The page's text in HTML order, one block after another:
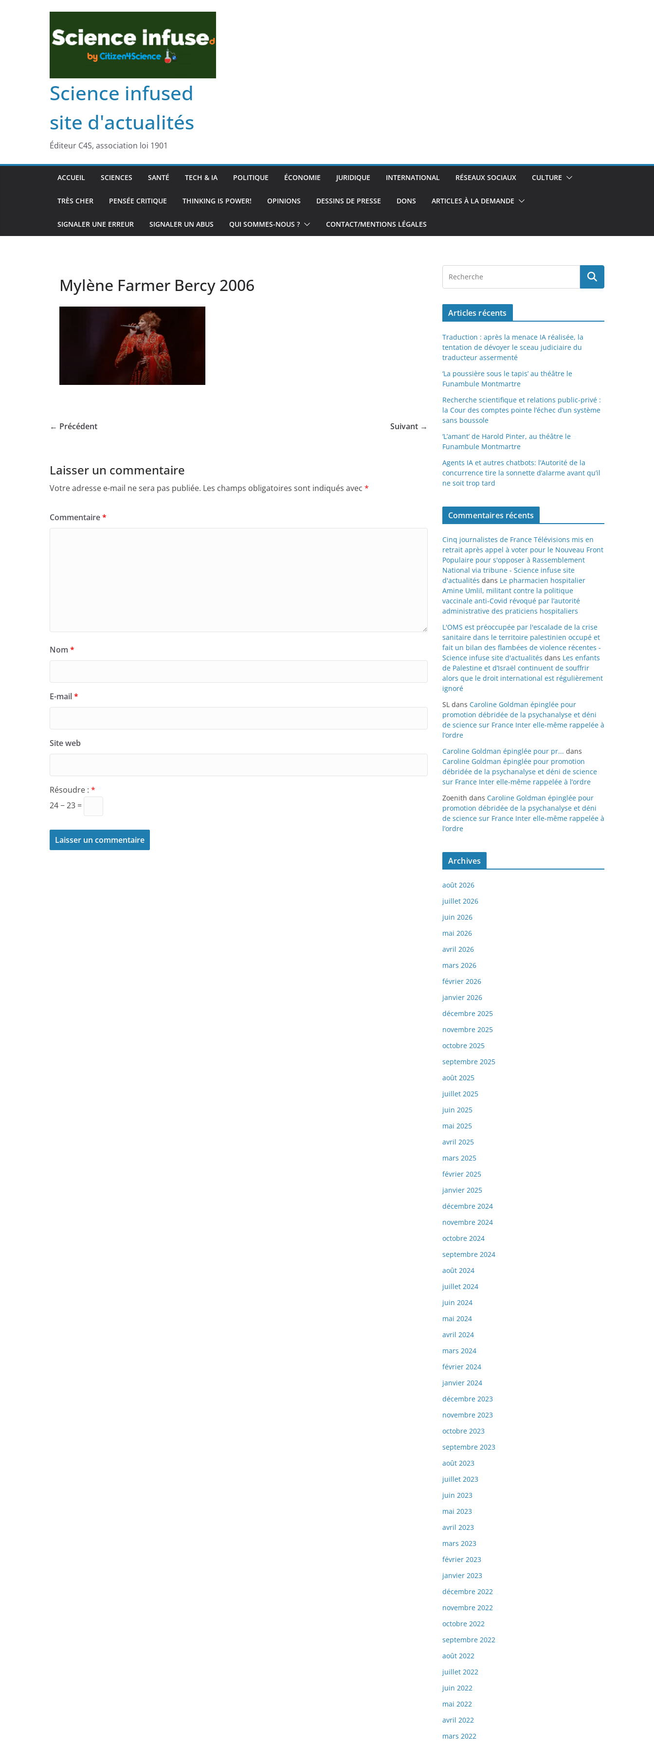
Science infused
site d'actualités
Éditeur C4S, association loi 1901
ACCUEIL SCIENCES SANTÉ TECH & IA POLITIQUE ÉCONOMIE JURIDIQUE INTERNATIONAL RÉSEAUX SOCIAUX CULTURE
TRÈS CHER PENSÉE CRITIQUE THINKING IS POWER! OPINIONS DESSINS DE PRESSE DONS ARTICLES À LA DEMANDE
SIGNALER UNE ERREUR SIGNALER UN ABUS QUI SOMMES-NOUS ? CONTACT/MENTIONS LÉGALES
Mylène Farmer Bercy 2006
← Précédent Suivant →
Laisser un commentaire
Votre adresse e-mail ne sera pas publiée. Les champs obligatoires sont indiqués avec *
Commentaire*
Nom *
E-mail*
Site web
Résoudre : *
24 − 23 =
Articles récents
Traduction : après la menace IA réalisée, la
tentation de dévoyer le sceau judiciaire du
traducteur assermenté
‘La poussière sous le tapis’ au théâtre le
Funambule Montmartre
Recherche scientifique et relations public-privé :
la Cour des comptes pointe l’échec d’un système
sans boussole
‘L’amant’ de Harold Pinter, au théâtre le
Funambule Montmartre
Agents IA et autres chatbots: l’Autorité de la
concurrence tire la sonnette d’alarme avant qu’il
ne soit trop tard
Commentaires récents
Cinq journalistes de France Télévisions mis en
retrait après appel à voter pour le Nouveau Front
Populaire pour s'opposer à Rassemblement
National via tribune - Science infuse site
d'actualités dans Le pharmacien hospitalier
Amine Umlil, militant contre la politique
vaccinale anti-Covid révoqué par l’autorité
administrative des praticiens hospitaliers
L'OMS est préoccupée par l'escalade de la crise
sanitaire dans le territoire palestinien occupé et
fait un bilan des flambées de violence récentes -
Science infuse site d'actualités dans Les enfants
de Palestine et d’Israël continuent de souffrir
alors que le droit international est régulièrement
ignoré
SL dans Caroline Goldman épinglée pour
promotion débridée de la psychanalyse et déni
de science sur France Inter elle-même rappelée à
l’ordre
Caroline Goldman épinglée pour pr... dans
Caroline Goldman épinglée pour promotion
débridée de la psychanalyse et déni de science
sur France Inter elle-même rappelée à l’ordre
Zoenith dans Caroline Goldman épinglée pour
promotion débridée de la psychanalyse et déni
de science sur France Inter elle-même rappelée à
l’ordre
Archives
août 2026
juillet 2026
juin 2026
mai 2026
avril 2026
mars 2026
février 2026
janvier 2026
décembre 2025
novembre 2025
octobre 2025
septembre 2025
août 2025
juillet 2025
juin 2025
mai 2025
avril 2025
mars 2025
février 2025
janvier 2025
décembre 2024
novembre 2024
octobre 2024
septembre 2024
août 2024
juillet 2024
juin 2024
mai 2024
avril 2024
mars 2024
février 2024
janvier 2024
décembre 2023
novembre 2023
octobre 2023
septembre 2023
août 2023
juillet 2023
juin 2023
mai 2023
avril 2023
mars 2023
février 2023
janvier 2023
décembre 2022
novembre 2022
octobre 2022
septembre 2022
août 2022
juillet 2022
juin 2022
mai 2022
avril 2022
mars 2022